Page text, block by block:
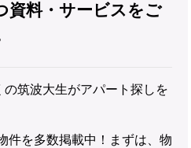
資料・サービスをご
筑波大生がアパート探しを
件を多数掲載中！まずは、物